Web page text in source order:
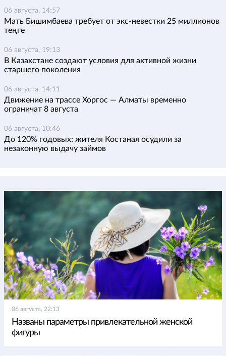
06 августа, 14:57
Мать Бишимбаева требует от экс-невестки 25 миллионов
теңге
06 августа, 19:13
В Казахстане создают условия для активной жизни
старшего поколения
06 августа, 14:11
Движение на трассе Хоргос — Алматы временно
ограничат 8 августа
06 августа, 10:46
До 120% годовых: жителя Костаная осудили за
незаконную выдачу займов
06 августа, 22:13
Названы параметры привлекательной женской
фигуры